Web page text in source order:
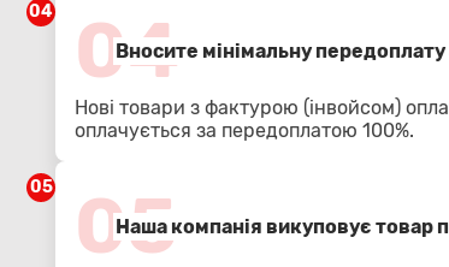
04 04
Вносите мінімальну
Нові товари з фактурою (інвойсом)
оплачується за передоплатою 100%.
05 05
Наша компанія викуповує товар